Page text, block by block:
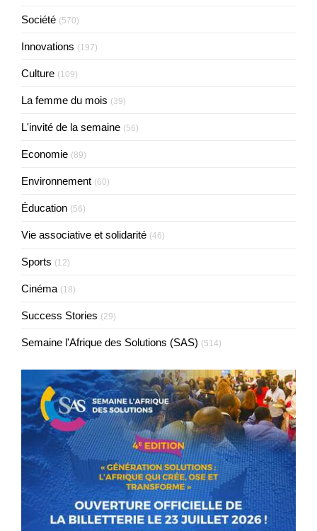
Société (570)
Innovations (197)
Culture (109)
La femme du mois (39)
L'invité de la semaine (56)
Economie (89)
Environnement (60)
Éducation (56)
Vie associative et solidarité (46)
Sports (12)
Cinéma (18)
Success Stories (29)
Semaine l'Afrique des Solutions (SAS) (514)